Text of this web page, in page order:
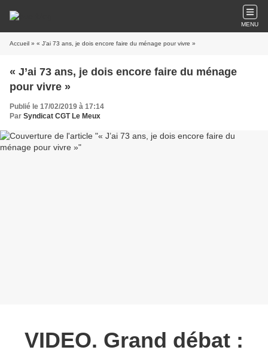
MENU
Accueil » « J’ai 73 ans, je dois encore faire du ménage pour vivre »
« J’ai 73 ans, je dois encore faire du ménage
pour vivre »
Publié le 17/02/2019 à 17:14
Par Syndicat CGT Le Meux
VIDEO. Grand débat :